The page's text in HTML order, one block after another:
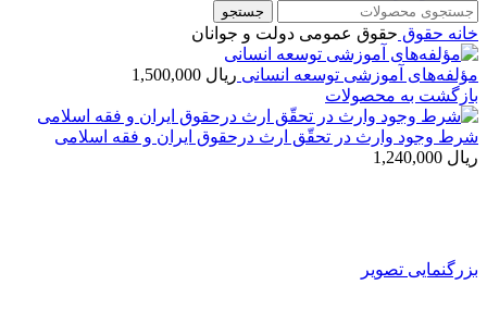
جستجو
خانه حقوق حقوق عمومی دولت و جوانان
مؤلفه‌های آموزشی توسعه انسانی ریال
بازگشت به محصولات
شرط وجود وارث در تحقّق ارث در‌حقوق ایران و ‌فقه اسلامی
ریال
بزرگنمایی تصویر